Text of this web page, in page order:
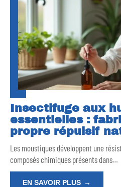
Insectifuge aux
essentielles :
propre répulsif
Les moustiques développent une
composés chimiques présents dans…
EN SAVOIR PLUS